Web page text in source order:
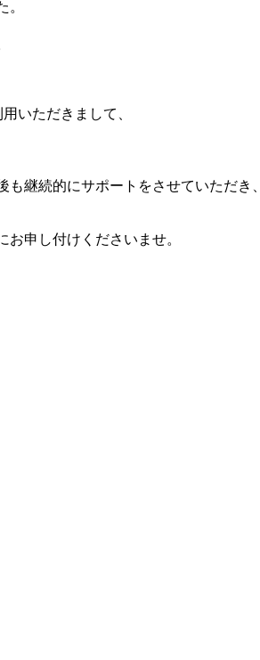
。
いただきまして、
継続的にサポートをさせていただき、
申し付けくださいませ。